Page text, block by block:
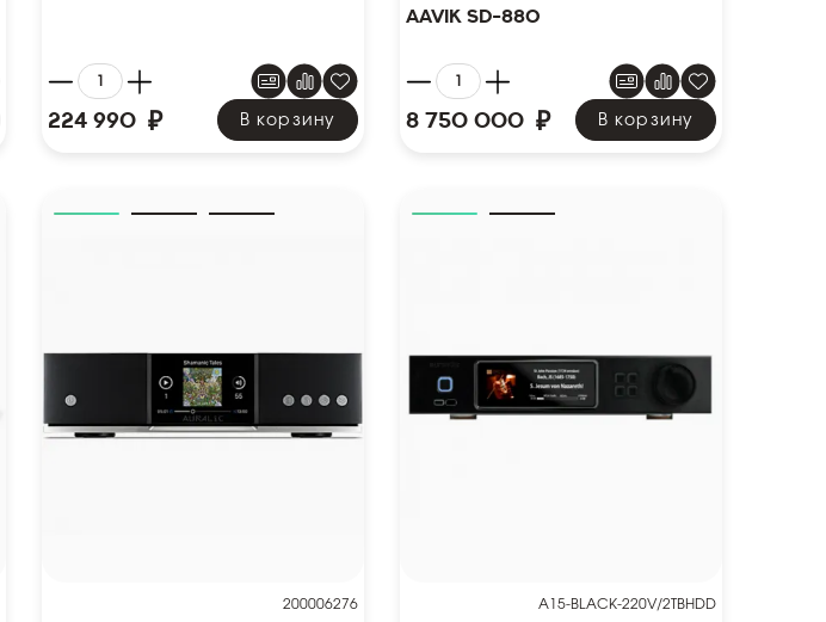
224 990 ₽ В корзину
Aavik SD-880
8 750 000 ₽ В корзину
200006276 A15-BLACK-220V/2TBHDD